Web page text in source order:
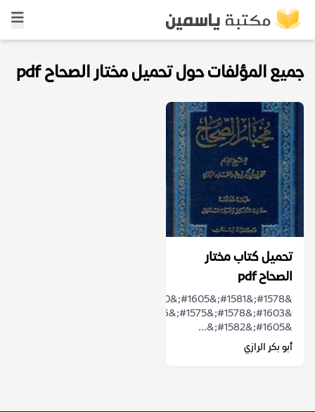
جميع المؤلفات حول تحميل مختار الصحاح pdf
تحميل كتاب مختار
الصحاح pdf
&#1605;&#1582;&...
أبو بكر الرازي